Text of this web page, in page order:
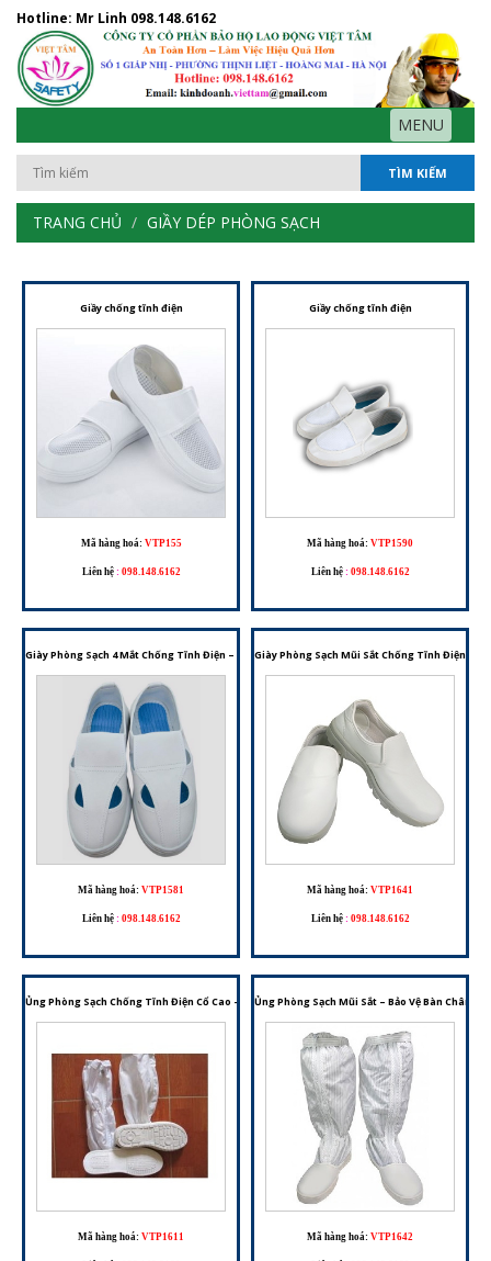
Hotline: Mr Linh 098.148.6162
MENU
TÌM KIẾM
TRANG CHỦ GIẦY DÉP PHÒNG SẠCH
Giầy chống tĩnh điện
Mã hàng hoá: VTP155
Liên hệ : 098.148.6162
Giầy chống tĩnh điện
Mã hàng hoá: VTP1590
Liên hệ : 098.148.6162
Giày Phòng Sạch 4 Mắt Chống Tĩnh Điện – Giải Pháp Cho Môi Trường Kiểm Soát ESD
Mã hàng hoá: VTP1581
Liên hệ : 098.148.6162
Giày Phòng Sạch Mũi Sắt Chống Tĩnh Điện –
Mã hàng hoá: VTP1641
Liên hệ : 098.148.6162
Ủng Phòng Sạch Chống Tĩnh Điện Cổ Cao – Giải Pháp Cho Môi Trường Kiểm Soát ESD
Mã hàng hoá: VTP1611
Ủng Phòng Sạch Mũi Sắt – Bảo Vệ Bàn Chân
Mã hàng hoá: VTP1642